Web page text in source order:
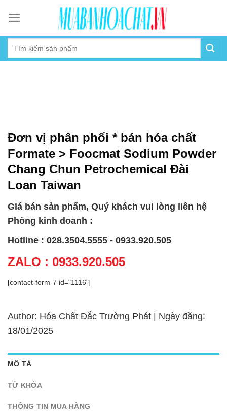
content
Đơn vị phân phối * bán hóa chất
Formate > Foocmat Sodium Powder
Chang Chun Petrochemical Đài
Loan Taiwan
Giá bán sản phẩm, Quý khách vui lòng liên hệ
Phòng kinh doanh :
Hotline : 028.3504.5555 - 0933.920.505
ZALO : 0933.920.505
[contact-form-7 id="1116"]
Author: Hóa Chất Đắc Trường Phát | Ngày đăng:
18/01/2025
MÔ TẢ
TỪ KHÓA
THÔNG TIN MUA HÀNG